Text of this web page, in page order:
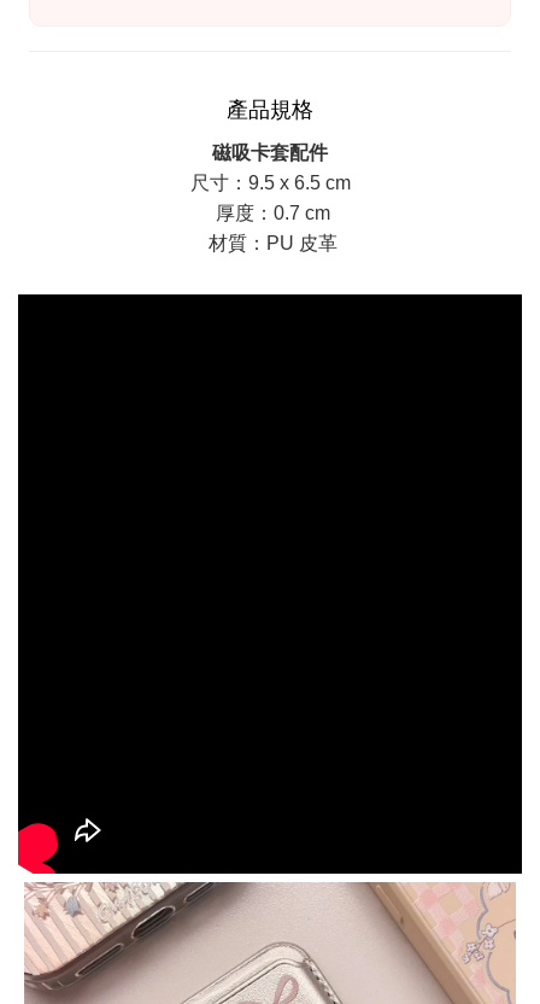
產品規格
磁吸卡套配件
尺寸：9.5 x 6.5 cm
厚度：0.7 cm
材質：PU 皮革